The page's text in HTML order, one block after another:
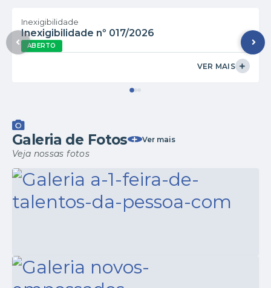
Inexigibilidade
Inexigibilidade nº 017/2026
ABERTO
VER MAIS
Galeria de Fotos
Veja nossas fotos
Ver mais
SAÚDE